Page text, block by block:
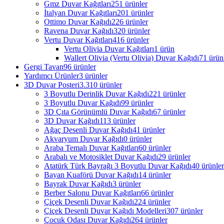
Gmz Duvar Kağıtları251 ürünler
İtalyan Duvar Kağıtları201 ürünler
Ottimo Duvar Kağıdı226 ürünler
Ravena Duvar Kağıdı320 ürünler
Vertu Duvar Kağıtları416 ürünler
Vertu Olivia Duvar Kağıtları1 ürün
Wallert Olivia (Vertu Olivia) Duvar Kağıdı71
Gergi Tavan96 ürünler
Yardımcı Ürünler3 ürünler
3D Duvar Posteri3.310 ürünler
3 Boyutlu Derinlik Duvar Kağıdı221 ürünler
3 Boyutlu Duvar Kağıdı99 ürünler
3D Çıta Görünümlü Duvar Kağıdı67 ürünler
3D Duvar Kağıdı113 ürünler
Ağaç Desenli Duvar Kağıdı41 ürünler
Akvaryum Duvar Kağıdı0 ürünler
Araba Temalı Duvar Kağıtları60 ürünler
Arabalı ve Motosiklet Duvar Kağıdı29 ürünler
Atatürk Türk Bayrağı 3 Boyutlu Duvar Kağıdı40 ürünler
Bayan Kuaförü Duvar Kağıdı14 ürünler
Bayrak Duvar Kağıdı3 ürünler
Berber Salonu Duvar Kağıtları66 ürünler
Çiçek Desenli Duvar Kağıdı224 ürünler
Çiçek Desenli Duvar Kağıdı Modelleri307 ürünler
Çocuk Odası Duvar Kağıdı264 ürünler